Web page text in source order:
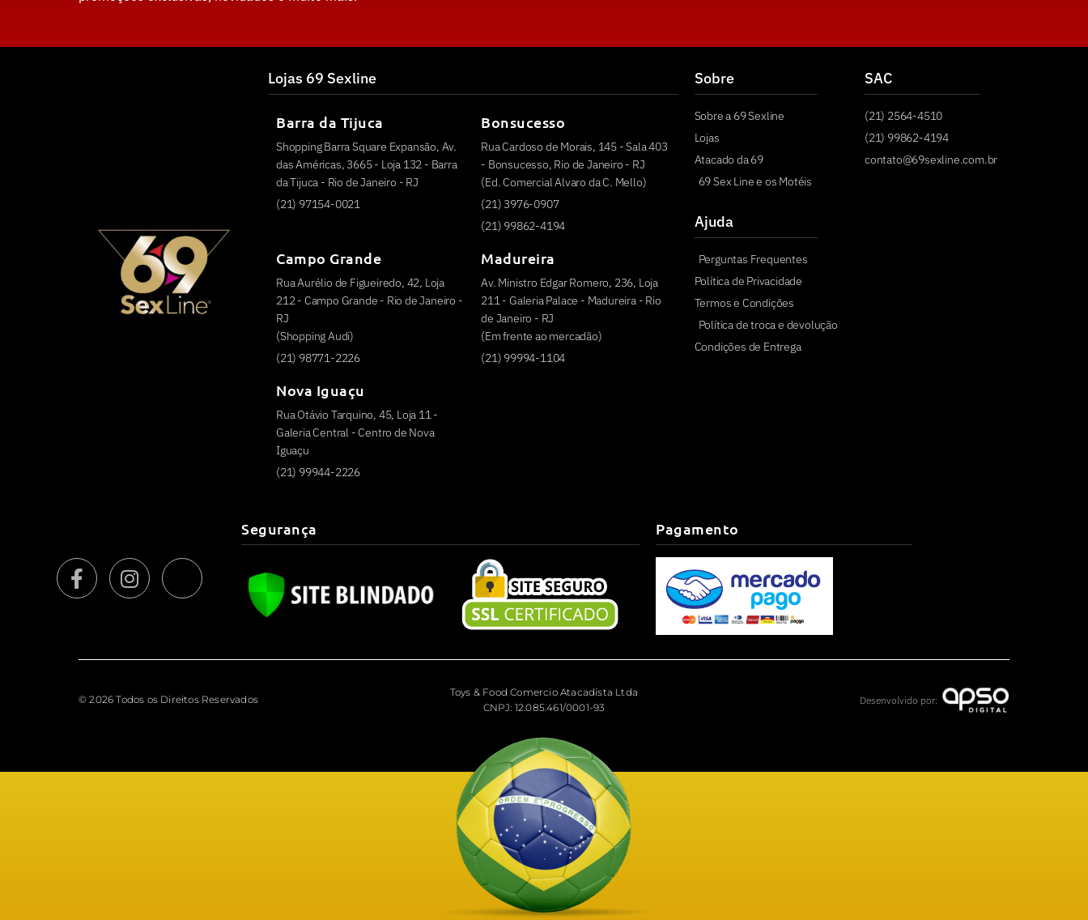
Lojas 69 Sexline
Barra da Tijuca
Shopping Barra Square Expansão, Av.
das Américas, 3665 - Loja 132 - Barra
da Tijuca - Rio de Janeiro - RJ
(21) 97154-0021
Bonsucesso
Rua Cardoso de Morais, 145 - Sala 403
- Bonsucesso, Rio de Janeiro - RJ
(Ed. Comercial Alvaro da C. Mello)
(21) 3976-0907
(21) 99862-4194
Campo Grande
Rua Aurélio de Figueiredo, 42, Loja
212 - Campo Grande - Rio de Janeiro -
RJ
(Shopping Audi)
(21) 98771-2226
Madureira
Av. Ministro Edgar Romero, 236, Loja
211 - Galeria Palace - Madureira - Rio
de Janeiro - RJ
(Em frente ao mercadão)
(21) 99994-1104
Nova Iguaçu
Rua Otávio Tarquino, 45, Loja 11 -
Galeria Central - Centro de Nova
Iguaçu
(21) 99944-2226
Sobre
Sobre a 69 Sexline
Lojas
Atacado da 69
69 Sex Line e os Motéis
Ajuda
Perguntas Frequentes
Política de Privacidade
Termos e Condições
Política de troca e devolução
Condições de Entrega
SAC
(21) 2564-4510
(21) 99862-4194
contato@69sexline.com.br
Segurança Pagamento
© 2026 Todos os Direitos Reservados
Toys & Food Comercio Atacadista Ltda
CNPJ: 12.085.461/0001-93
Desenvolvido por: